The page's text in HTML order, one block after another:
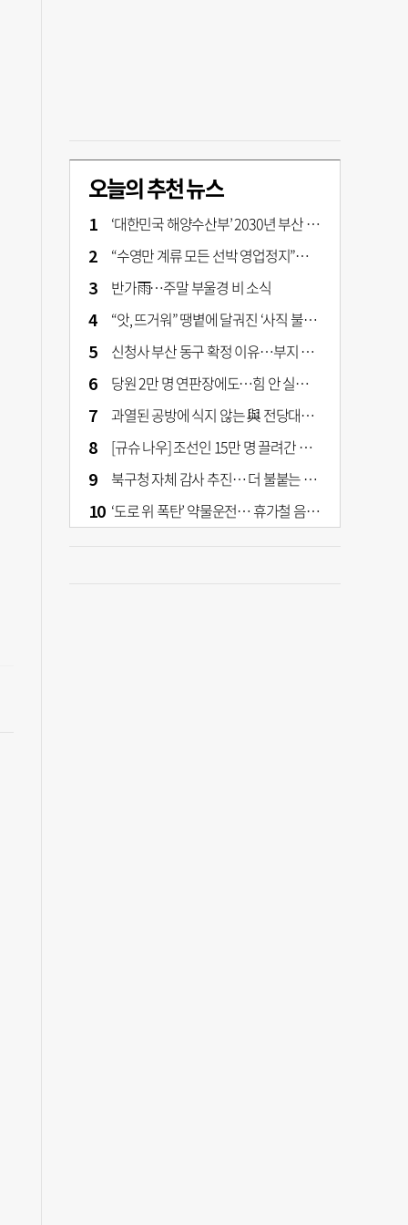
오늘의 추천 뉴스
‘대한민국 해양수산부’ 2030년 부산 북항시대 연다
“수영만 계류 모든 선박 영업정지”… 재개발 속도전
반가雨…주말 부울경 비 소식
“앗, 뜨거워” 땡볕에 달궈진 ‘사직 불가마’ 관중석 무려 70도
신청사 부산 동구 확정 이유…부지 용이성·접근성·집적 가능성이 운명 갈랐다 [해수부 북항 시대]
당원 2만 명 연판장에도…힘 안 실리는 ‘장동혁 사퇴’ 공세
과열된 공방에 식지 않는 與 전당대회… 호남·수도권 집중하는 후보들
[규슈 나우] 조선인 15만 명 끌려간 치쿠호 탄광… 대를 이은 진실 캐기
북구청 자체 감사 추진… 더 불붙는 북구 신청사 갈등
‘도로 위 폭탄’ 약물운전… 휴가철 음주와 병행 단속 [교통안전, 시민이 만든다]